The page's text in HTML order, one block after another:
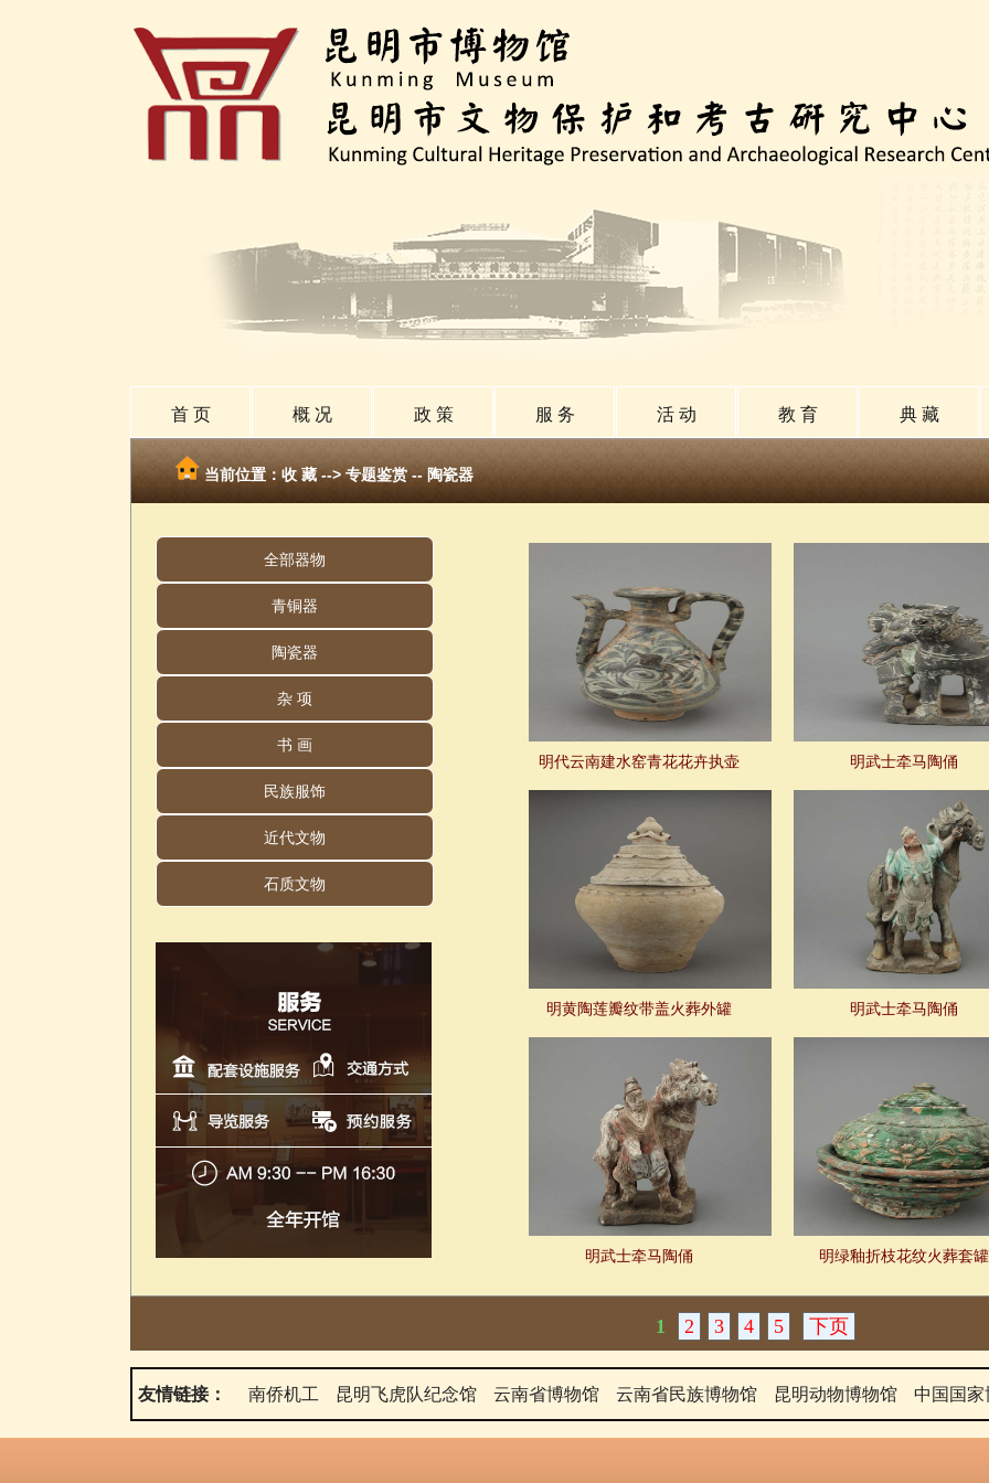
首 页 概 况 政 策 服 务 活 动 教 育 典 藏
当前位置： 收 藏--> 专题鉴赏 -- 陶瓷器
全部器物
青铜器
陶瓷器
杂 项
书 画
民族服饰
近代文物
石质文物
明代云南建水窑青花花卉执壶 明武士牵马陶俑
明黄陶莲瓣纹带盖火葬外罐 明武士牵马陶俑
明武士牵马陶俑 明绿釉折枝花纹火葬套罐
1 2 3 4 5 下页
友情链接： 南侨机工 昆明飞虎队纪念馆 云南省博物馆 云南省民族博物馆 昆明动物博物馆 中国国家